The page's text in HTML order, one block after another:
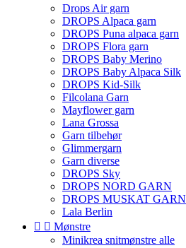
Drops Air garn
DROPS Alpaca garn
DROPS Puna alpaca garn
DROPS Flora garn
DROPS Baby Merino
DROPS Baby Alpaca Silk
DROPS Kid-Silk
Filcolana Garn
Mayflower garn
Lana Grossa
Garn tilbehør
Glimmergarn
Garn diverse
DROPS Sky
DROPS NORD GARN
DROPS MUSKAT GARN
Lala Berlin
  Mønstre
Minikrea snitmønstre alle